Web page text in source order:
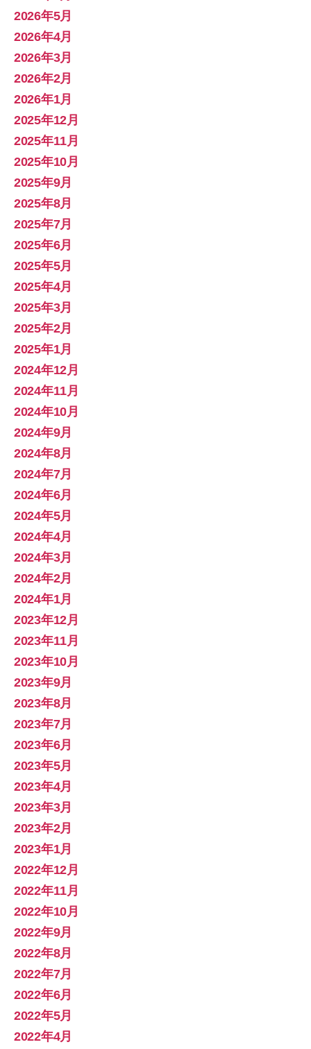
2026年5月
2026年4月
2026年3月
2026年2月
2026年1月
2025年12月
2025年11月
2025年10月
2025年9月
2025年8月
2025年7月
2025年6月
2025年5月
2025年4月
2025年3月
2025年2月
2025年1月
2024年12月
2024年11月
2024年10月
2024年9月
2024年8月
2024年7月
2024年6月
2024年5月
2024年4月
2024年3月
2024年2月
2024年1月
2023年12月
2023年11月
2023年10月
2023年9月
2023年8月
2023年7月
2023年6月
2023年5月
2023年4月
2023年3月
2023年2月
2023年1月
2022年12月
2022年11月
2022年10月
2022年9月
2022年8月
2022年7月
2022年6月
2022年5月
2022年4月